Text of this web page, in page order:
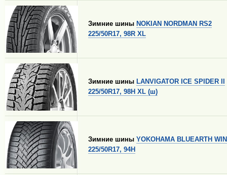
Зимние шины NOKIAN NORDMAN RS2
225/50R17, 98R XL
Зимние шины LANVIGATOR ICE SPIDER II
225/50R17, 98H XL (ш)
Зимние шины YOKOHAMA BLUEARTH
225/50R17, 94H